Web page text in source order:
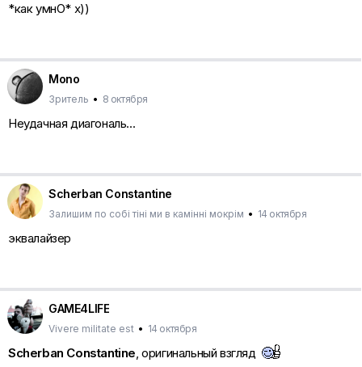
*как умнО* х))
Mono
Зритель • 8 октября
Неудачная диагональ...
Scherban Constantine
Залишим по собi тiнi ми в камiннi мокрiм • 14 октября
эквалайзер
GAME4LIFE
Vivere militate est • 14 октября
Scherban Constantine, оригинальный взгляд